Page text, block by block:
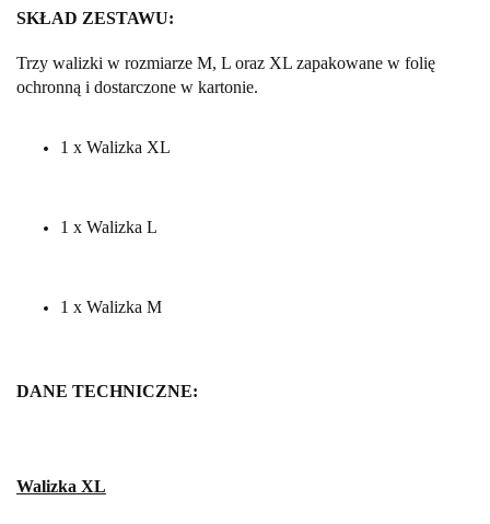
SKŁAD ZESTAWU:
Trzy walizki w rozmiarze M, L oraz XL zapakowane w folię
ochronną i dostarczone w kartonie.
1 x Walizka XL
1 x Walizka L
1 x Walizka M
DANE TECHNICZNE:
Walizka XL